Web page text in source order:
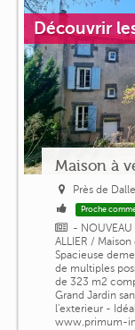
Découvrir
Maison à
Près de
Proche
- NOUVEAU
ALLIER /
Spacieuse
de multiples
de 323 m2
Grand Jardin
l'exterieur -
www.primum-